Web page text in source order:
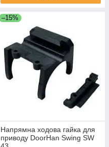
–15%
Напрямна ходова гайка для
приводу DoorHan Swing SW